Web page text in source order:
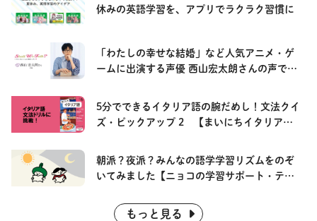
休みの英語学習を、アプリでラクラク習慣に
「わたしの幸せな結婚」など人気アニメ・ゲ
ームに出演する声優 西山宏太朗さんの声で英
介！
5分でできるイタリア語の腕だめし！文法クイ
ズ・ピックアップ 2 【まいにちイタリア
朝派？夜派？みんなの語学学習リズムをのぞ
いてみました【ニョコの学習サポート・テキ
もっと見る